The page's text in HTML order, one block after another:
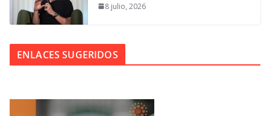
8 julio, 2026
ENLACES SUGERIDOS